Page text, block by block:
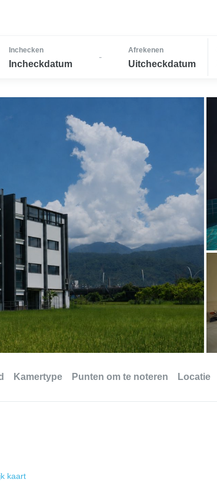
Inchecken
Incheckdatum
-
Afrekenen
Uitcheckdatum
Kamertype Punten om te noteren Locatie
kaart